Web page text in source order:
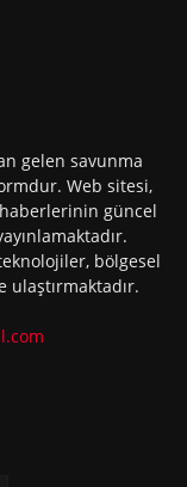
gelen savunma
Web sitesi,
güncel
bölgesel
ulaştırmaktadır.